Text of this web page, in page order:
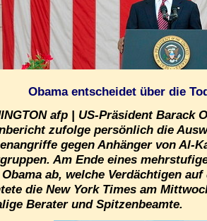
Obama entscheidet über die
afp | US-Präsident Barack
zufolge persönlich die
gegen Anhänger von Al-
Am Ende eines
ab, welche Verdächtigen
die New York Times am
Berater und Spitzenbeamte.